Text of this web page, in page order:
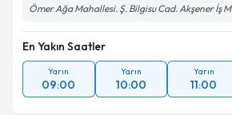
Ömer Ağa Mahallesi. Ş. Bilgisu Cad. Akşener İş
En Yakın Saatler
Yarın
09:00
Yarın
10:00
Yarın
11:00